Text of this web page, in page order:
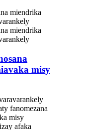
misy
fanomezana
misy
afaka